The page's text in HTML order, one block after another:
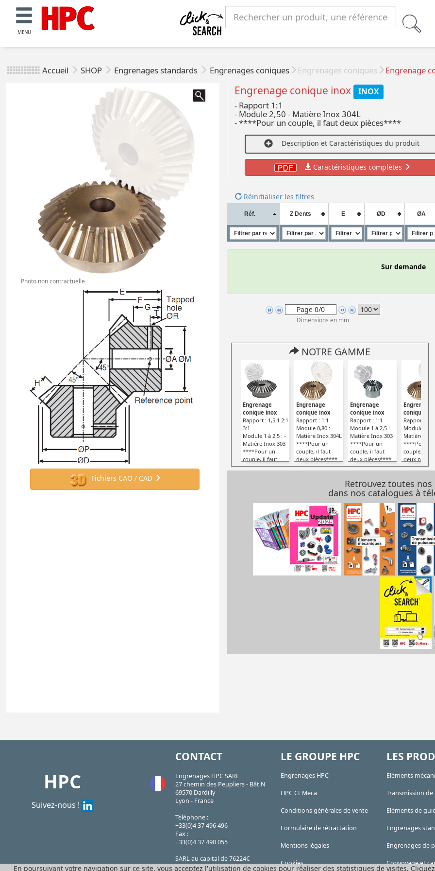
MENU
Accueil SHOP Engrenages standards Engrenages coniques Engrenages coniques Engrenage
Photo non contractuelle
Fichiers CAO / CAD
Engrenage conique inox INOX
- Rapport 1:1
- Module 2,50 - Matière Inox 304L
- ****Pour un couple, il faut deux pièces****
Description et Caractéristiques du produit
Caractéristiques complètes
Réinitialiser les filtres
Réf. Z Dents E ØD ØA
Sur demande
Dimensions en mm
NOTRE GAMME
Engrenage
conique inox
Rapport : 1,5:1 2:1
3:1
Module 1 à 2,5 : -
Matière Inox 303
****Pour un
couple, il faut
deux pièces****
Engrenage
conique inox
Rapport : 1:1
Module 0,80 : -
Matière Inox 304L
****Pour un
couple, il faut
deux pièces****
Engrenage
conique inox
Rapport : 1:1
Module 1 à 2,5 : -
Matière Inox 303
****Pour un
couple, il faut
deux pièces****
Engrenage
conique inox
Rapport : 1:1
Module 1,00
Matière Inox
****Pour un
couple, il faut
deux
Retrouvez toutes
dans nos catalogues à
HPC
Suivez-nous !
CONTACT
Engrenages HPC SARL
27 chemin des Peupliers - Bât N
69570 Dardilly
Lyon - France
Téléphone :
+33(0)4 37 496 496
Fax :
+33(0)4 37 490 055
SARL au capital de 76224€
N°382 911 907 RCS
LE GROUPE HPC
Engrenages HPC
HPC Ct Meca
Conditions générales de vente
Formulaire de rétractation
Mentions légales
Cookies
LES
Eléments
Transmission de
Eléments de
Engrenages
Engrenages de
Convoyage et
En poursuivant votre navigation sur ce site, vous acceptez l'utilisation de cookies pour réaliser des statistiques de visites.